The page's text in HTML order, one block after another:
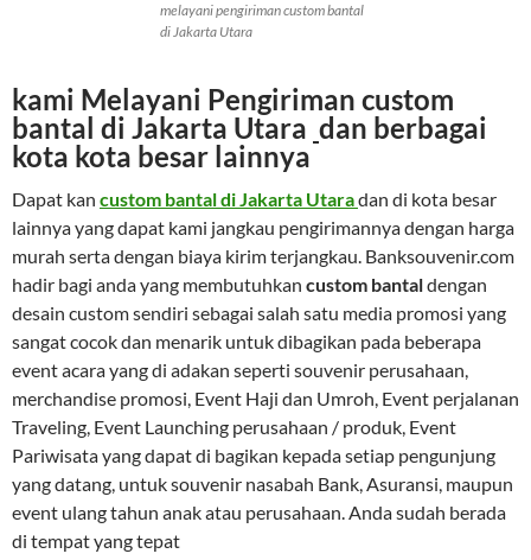
melayani pengiriman custom bantal
di Jakarta Utara
kami Melayani Pengiriman custom
bantal di Jakarta Utara dan berbagai
kota kota besar lainnya
Dapat kan custom bantal di Jakarta Utaradan di kota besar
lainnya yang dapat kami jangkau pengirimannya dengan harga
murah serta dengan biaya kirim terjangkau. Banksouvenir.com
hadir bagi anda yang membutuhkan custom bantaldengan
desain custom sendiri sebagai salah satu media promosi yang
sangat cocok dan menarik untuk dibagikan pada beberapa
event acara yang di adakan seperti souvenir perusahaan,
merchandise promosi, Event Haji dan Umroh, Event perjalanan
Traveling, Event Launching perusahaan / produk, Event
Pariwisata yang dapat di bagikan kepada setiap pengunjung
yang datang, untuk souvenir nasabah Bank, Asuransi, maupun
event ulang tahun anak atau perusahaan. Anda sudah berada
di tempat yang tepat